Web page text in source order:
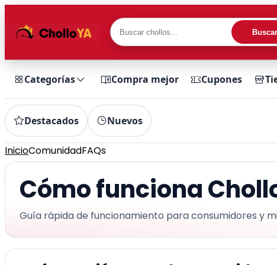
Buscar
Categorías Compra mejor Cupones
Destacados Nuevos
InicioComunidadFAQs
Cómo funciona
Guía rápida de funcionamiento para consumidores y